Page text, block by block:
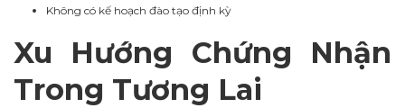
Không có kế hoạch đào tạo định kỳ
Xu Hướng Chứng Nhận
Trong Tương Lai